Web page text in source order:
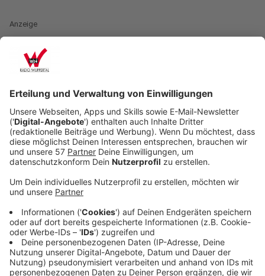
Anzeige
Kürbis-Lifehack 1: Den Kürbis mit der
Bohrmaschine schnitzen
Es hört sich vielleicht rabiat an, ist aber eigentlich gar
nicht so verkehrt. Schließlich könnt ihr mit einer
Alternative zu den bekannten geschnitzten Gesichtern
dekorative Formen als auch simple Bohrlöcher für die
passende Kürbis-Deko sorgen.
Anzeige